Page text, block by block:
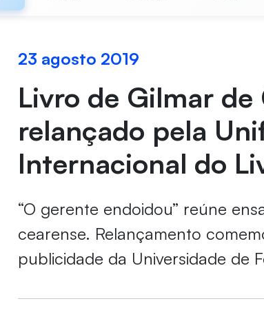
23 agosto 2019
Livro de Gilmar de
relançado pela
Internacional do
“O gerente endoidou” reúne
cearense. Relançamento
publicidade da Universidade de